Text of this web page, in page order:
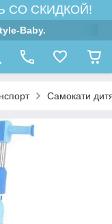
СО СКИДКОЙ!
Baby.
Самокати